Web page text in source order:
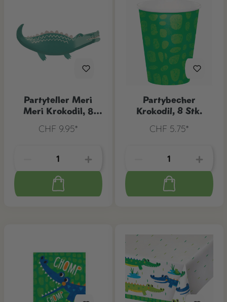
Partyteller Meri
Meri Krokodil, 8
CHF 9.95*
Partybecher
Krokodil, 8 Stk.
CHF 5.75*